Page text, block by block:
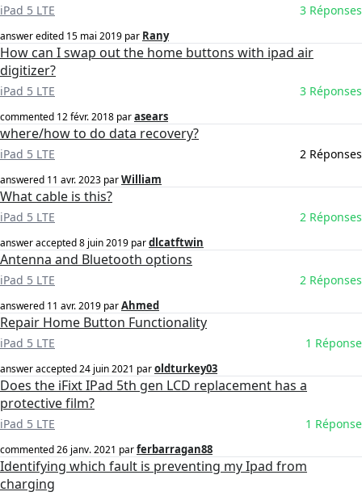
iPad 5 LTE 3 Réponses
answer edited 15 mai 2019 par Rany
How can I swap out the home buttons with ipad air
digitizer?
iPad 5 LTE 3 Réponses
commented 12 févr. 2018 parasears
where/how to do data recovery?
iPad 5 LTE 2 Réponses
answered 11 avr. 2023 parWilliam
What cable is this?
iPad 5 LTE 2 Réponses
answer accepted8 juin 2019 pardlcatftwin
Antenna and Bluetooth options
iPad 5 LTE 2 Réponses
answered 11 avr. 2019 parAhmed
Repair Home Button Functionality
iPad 5 LTE 1 Réponse
answer accepted24 juin 2021 paroldturkey03
Does the iFixt IPad 5th gen LCD replacement has a
protective film?
iPad 5 LTE 1 Réponse
commented26 janv. 2021 parferbarragan88
Identifying which fault is preventing my Ipad from
charging